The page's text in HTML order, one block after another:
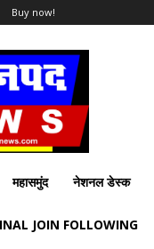
Buy now!
महासमुंद नेशनल डेस्क
JOIN FOLLOWING